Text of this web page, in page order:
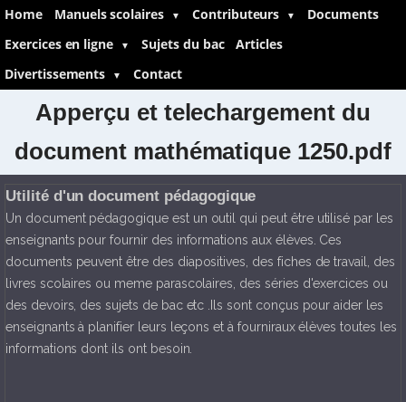
Home Manuels scolaires ▼ Contributeurs ▼
Documents
Exercices en ligne
▼ Sujets du bac
Articles
Divertissements
▼ Contact
Apperçu et telechargement du
document mathématique 1250.pdf
Utilité d'un document pédagogique
Un document pédagogique est un outil qui peut être utilisé par les
enseignants pour fournir des informations aux élèves. Ces
documents peuvent être des diapositives, des fiches de travail, des
livres scolaires ou meme parascolaires, des séries d'exercices ou
des devoirs, des sujets de bac etc .Ils sont conçus pour aider les
enseignants à planifier leurs leçons et à fourniraux élèves toutes les
informations dont ils ont besoin.